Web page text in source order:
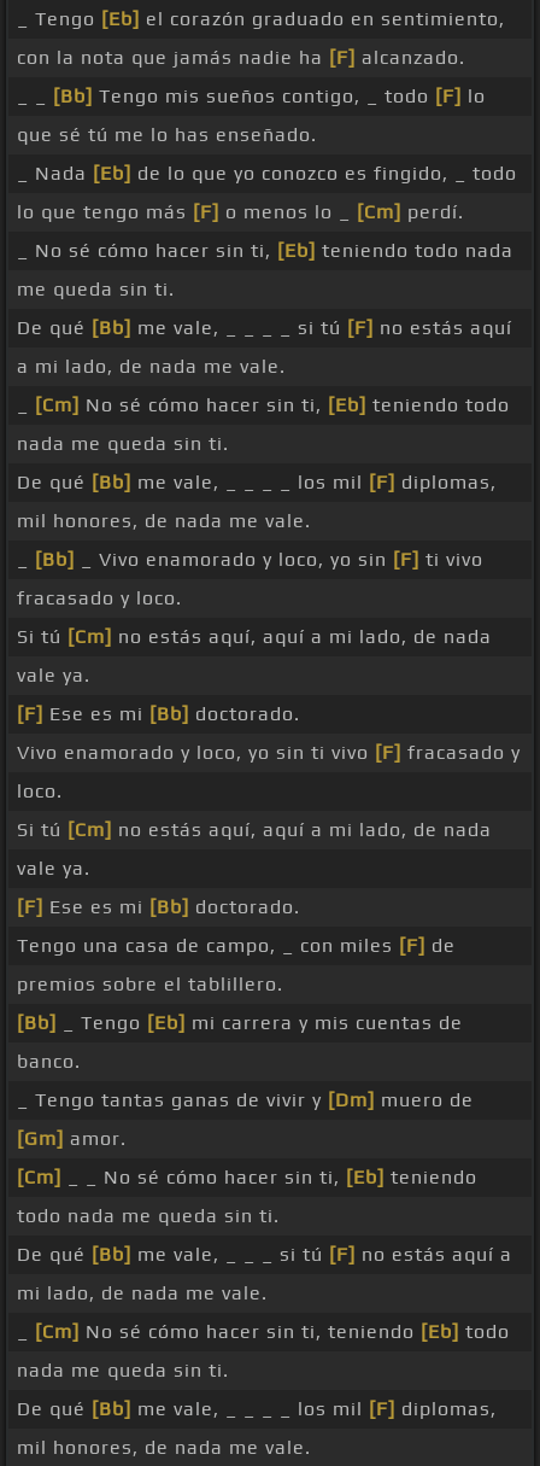
_ Tengo [Eb] el corazón graduado en sentimiento,
con la nota que jamás nadie ha [F] alcanzado.
[Bb] Tengo mis sueños contigo, _ todo [F] lo
que sé tú me lo has enseñado.
_ Nada [Eb] de lo que yo conozco es fingido, _ todo
lo que tengo más [F] o menos lo _ [Cm] perdí.
_ No sé cómo hacer sin ti, [Eb] teniendo todo nada
me queda sin ti.
De qué [Bb] me vale, _ _ _ _ si tú [F] no estás aquí
a mi lado, de nada me vale.
[Cm] No sé cómo hacer sin ti, [Eb] teniendo todo
nada me queda sin ti.
De qué [Bb] me vale, _ _ _ _ los mil [F] diplomas,
mil honores, de nada me vale.
[Bb] _ Vivo enamorado y loco, yo sin [F] ti vivo
fracasado y loco.
Si tú [Cm] no estás aquí, aquí a mi lado, de nada
vale ya.
[F] Ese es mi [Bb] doctorado.
Vivo enamorado y loco, yo sin ti vivo [F] fracasado y
loco.
Si tú [Cm] no estás aquí, aquí a mi lado, de nada
vale ya.
[F] Ese es mi [Bb] doctorado.
Tengo una casa de campo, _ con miles [F] de
premios sobre el tablillero.
[Bb]
_ Tengo [Eb] mi carrera y mis cuentas de
banco.
_ Tengo tantas ganas de vivir y [Dm] muero de
[Gm] amor.
[Cm]
_ _ No sé cómo hacer sin ti, [Eb] teniendo
todo nada me queda sin ti.
De qué [Bb] me vale, _ _ _ si tú [F] no estás aquí a
mi lado, de nada me vale.
[Cm] No sé cómo hacer sin ti, teniendo [Eb] todo
nada me queda sin ti.
De qué [Bb] me vale, _ _ _ _ los mil [F] diplomas,
mil honores, de nada me vale.